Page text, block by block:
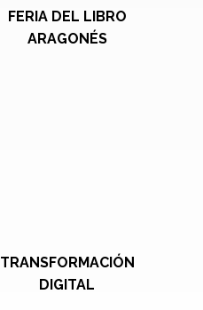
FERIA DEL LIBRO
ARAGONÉS
TRANSFORMACIÓN
DIGITAL